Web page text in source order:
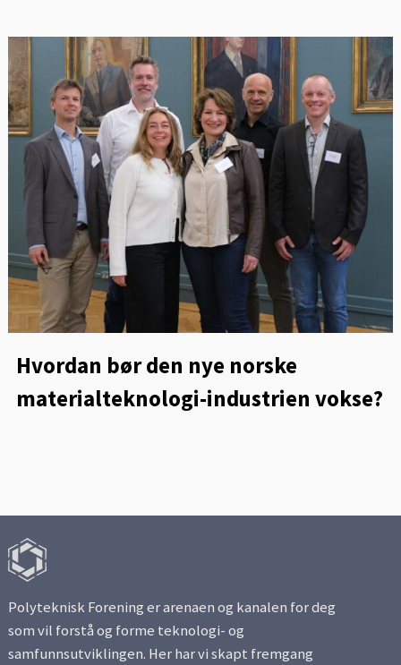
Hvordan bør den nye norske
materialteknologi-industrien vokse?
Polyteknisk Forening er arenaen og kanalen for deg
som vil forstå og forme teknologi- og
samfunnsutviklingen. Her har vi skapt fremgang